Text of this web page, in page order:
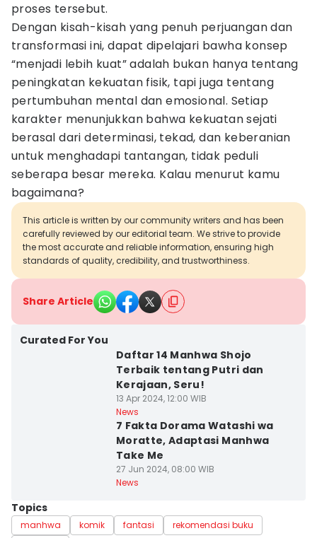
proses tersebut.
Dengan kisah-kisah yang penuh perjuangan dan
transformasi ini, dapat dipelajari bawha konsep
“menjadi lebih kuat” adalah bukan hanya tentang
peningkatan kekuatan fisik, tapi juga tentang
pertumbuhan mental dan emosional. Setiap
karakter menunjukkan bahwa kekuatan sejati
berasal dari determinasi, tekad, dan keberanian
untuk menghadapi tantangan, tidak peduli
seberapa besar mereka. Kalau menurut kamu
bagaimana?
This article is written by our community writers and has been
carefully reviewed by our editorial team. We strive to provide
the most accurate and reliable information, ensuring high
standards of quality, credibility, and trustworthiness.
Share Article
Curated For You
Daftar 14 Manhwa Shojo
Terbaik tentang Putri dan
Kerajaan, Seru!
13 Apr 2024, 12:00 WIB
News
7 Fakta Dorama Watashi wa
Moratte, Adaptasi Manhwa
Take Me
27 Jun 2024, 08:00 WIB
News
Topics
manhwa komik fantasi
rekomendasi buku